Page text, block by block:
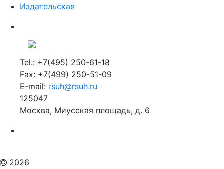
Издательская
Tel.: +7(495) 250-61-18
Fax: +7(499) 250-51-09
E-mail: rsuh@rsuh.ru
125047
Москва, Миусская площадь, д. 6
2026